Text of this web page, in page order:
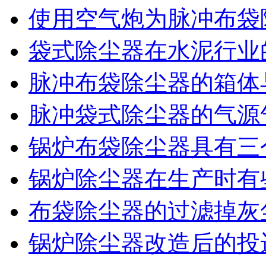
使用空气炮为脉冲布
袋式除尘器在水泥行
脉冲布袋除尘器的箱
脉冲袋式除尘器的气
锅炉布袋除尘器具有
锅炉除尘器在生产时
布袋除尘器的过滤掉
锅炉除尘器改造后的